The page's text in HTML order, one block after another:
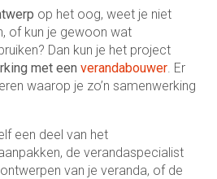
op het oog, weet je niet
of kun je gewoon wat
Dan kun je het project
met een verandabouwer. Er
waarop je zo’n samenwerking
een deel van het
de verandaspecialist
van je veranda, of de